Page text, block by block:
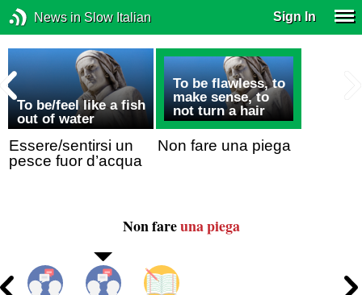
News in Slow Italian Sign In
To be/feel like a fish
out of water
Essere/sentirsi un
pesce fuor d’acqua
To be flawless, to
make sense, to
not turn a hair
Non fare una piega
Non fareuna piega